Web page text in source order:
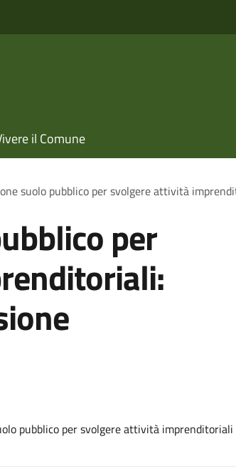
il Comune
suolo pubblico per svolgere attività
per
pubblico per svolgere attività imprenditoriali